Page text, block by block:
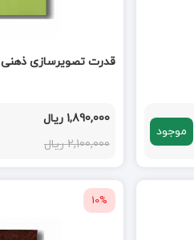
موجود
قدرت تصویرسازی ذهنی
1,890,000 ریال
2,100,000 ریال
10%